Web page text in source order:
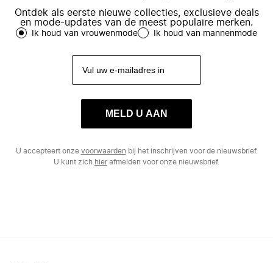
Ontdek als eerste nieuwe collecties, exclusieve deals
en mode-updates van de meest populaire merken.
Ik houd van vrouwenmode Ik houd van mannenmode
MELD U AAN
U accepteert onze voorwaarden bij het inschrijven voor de nieuwsbrief.
U kunt zich hierafmelden voor onze nieuwsbrief.